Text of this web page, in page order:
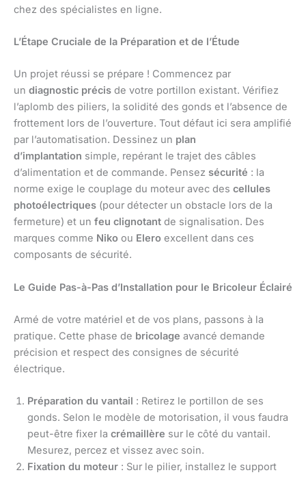
chez des spécialistes en ligne.
L’Étape Cruciale de la Préparation et de l’Étude
Un projet réussi se prépare ! Commencez par
un diagnostic précis de votre portillon existant. Vérifiez
l’aplomb des piliers, la solidité des gonds et l’absence de
frottement lors de l’ouverture. Tout défaut ici sera amplifié
par l’automatisation. Dessinez un plan
d’implantation simple, repérant le trajet des câbles
d’alimentation et de commande. Pensez sécurité : la
norme exige le couplage du moteur avec des cellules
photoélectriques (pour détecter un obstacle lors de la
fermeture) et un feu clignotant de signalisation. Des
marques comme Niko ou Elero excellent dans ces
composants de sécurité.
Le Guide Pas-à-Pas d’Installation pour le Bricoleur Éclairé
Armé de votre matériel et de vos plans, passons à la
pratique. Cette phase de bricolage avancé demande
précision et respect des consignes de sécurité
électrique.
Préparation du vantail : Retirez le portillon de ses
gonds. Selon le modèle de motorisation, il vous faudra
peut-être fixer la crémaillère sur le côté du vantail.
Mesurez, percez et vissez avec soin.
Fixation du moteur : Sur le pilier, installez le support